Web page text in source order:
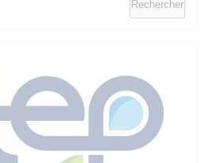
Rechercher